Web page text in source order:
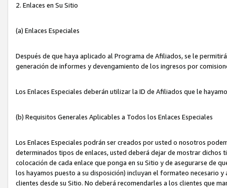
2. Enlaces en Su Sitio
(a) Enlaces Especiales
Después de que haya aplicado al Programa de Afiliados, se le
generación de informes y devengamiento de los ingresos por
Los Enlaces Especiales deberán utilizar la ID de Afiliados que le
(b) Requisitos Generales Aplicables a Todos los Enlaces Especiales
Los Enlaces Especiales podrán ser creados por usted o nosotros
determinados tipos de enlaces, usted deberá dejar de mostrar dichos
colocación de cada enlace que ponga en su Sitio y de asegurarse de
los hayamos puesto a su disposición) incluyan el formateo necesario
clientes desde su Sitio. No deberá recomendarles a los clientes que